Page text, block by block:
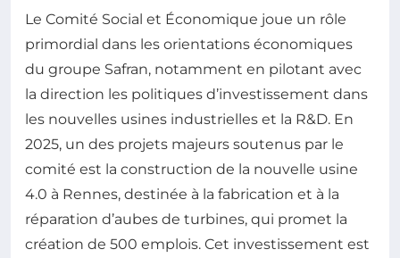
Le Comité Social et Économique joue un rôle
primordial dans les orientations économiques
du groupe Safran, notamment en pilotant avec
la direction les politiques d’investissement dans
les nouvelles usines industrielles et la R&D. En
2025, un des projets majeurs soutenus par le
comité est la construction de la nouvelle usine
4.0 à Rennes, destinée à la fabrication et à la
réparation d’aubes de turbines, qui promet la
création de 500 emplois. Cet investissement est